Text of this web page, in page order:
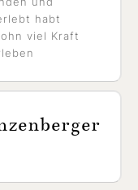
habt
viel Kraft